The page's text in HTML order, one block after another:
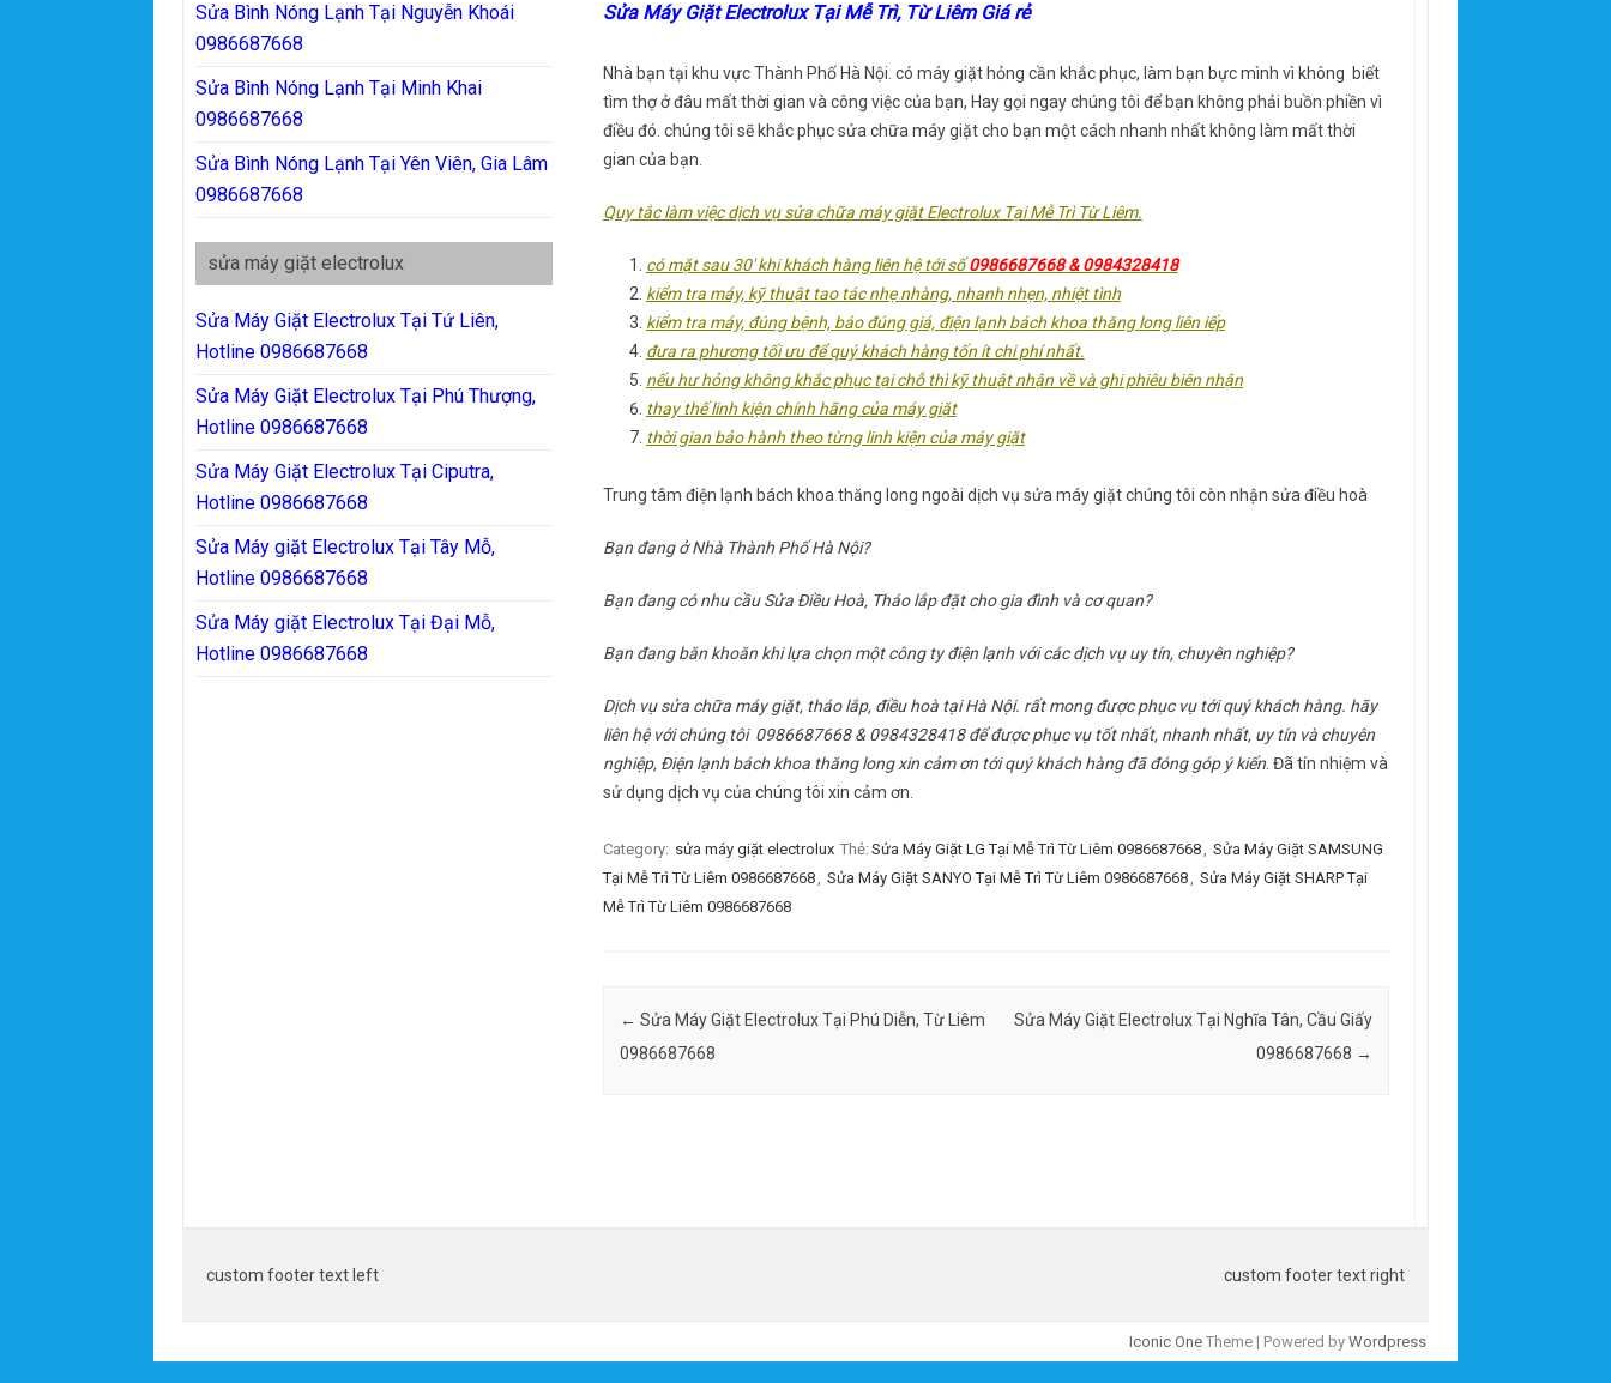
Sửa Máy Giặt Electrolux Tại Mễ Trì, Từ Liêm Giá rẻ
Nhà bạn tại khu vực Thành Phố Hà Nội. có máy giặt hỏng cần khắc phục, làm bạn bực mình vì không biết
tìm thợ ở đâu mất thời gian và công việc của bạn, Hay gọi ngay chúng tôi để bạn không phải buồn phiền vì
điều đó. chúng tôi sẽ khắc phục sửa chữa máy giặt cho bạn một cách nhanh nhất không làm mất thời
gian của bạn.
Quy tắc làm việc dịch vụ sửa chữa máy giặt Electrolux Tại Mễ Trì Từ Liêm.
có mặt sau 30′ khi khách hàng liên hệ tới số0986687668 & 0984328418
kiểm tra máy, kỹ thuật tao tác nhẹ nhàng, nhanh nhẹn, nhiệt tình
kiểm tra máy, đúng bệnh, báo đúng giá, điện lạnh bách khoa thăng long liên iếp
đưa ra phương tối ưu để quý khách hàng tốn ít chi phí nhất.
nếu hư hỏng không khắc phục tại chỗ thì kỹ thuật nhận về và ghi phiêu biên nhận
thay thế linh kiện chính hãng của máy giặt
thời gian bảo hành theo từng linh kiện của máy giặt
Trung tâm điện lạnh bách khoa thăng long ngoài dịch vụ sửa máy giặt chúng tôi còn nhận sửa điều hoà
Bạn đang ở Nhà Thành Phố Hà Nội?
Bạn đang có nhu cầu Sửa Điều Hoà, Tháo lắp đặt cho gia đình và cơ quan?
Bạn đang băn khoăn khi lựa chọn một công ty điện lạnh với các dịch vụ uy tín, chuyên nghiệp?
Dịch vụ sửa chữa máy giặt, tháo lắp, điều hoà tại Hà Nội. rất mong được phục vụ tới quý khách hàng. hãy
liên hệ với chúng tôi 0986687668 & 0984328418 để được phục vụ tốt nhất, nhanh nhất, uy tín và chuyên
nghiệp, Điện lạnh bách khoa thăng long xin cảm ơn tới quý khách hàng đã đóng góp ý kiến. Đã tín nhiệm và
sử dụng dịch vụ của chúng tôi xin cảm ơn.
Category: sửa máy giặt electrolux Thẻ: Sửa Máy Giặt LG Tại Mễ Trì Từ Liêm 0986687668, Sửa Máy Giặt SAMSUNG
Tại Mễ Trì Từ Liêm 0986687668, Sửa Máy Giặt SANYO Tại Mễ Trì Từ Liêm 0986687668, Sửa Máy Giặt SHARP Tại
Mễ Trì Từ Liêm 0986687668
Post navigation
← Sửa Máy Giặt Electrolux Tại Phú Diễn, Từ Liêm
0986687668
Sửa Máy Giặt Electrolux Tại Nghĩa Tân, Cầu Giấy
0986687668 →
Sửa Bình Nóng Lạnh Tại Nguyễn Khoái
0986687668
Sửa Bình Nóng Lạnh Tại Minh Khai
0986687668
Sửa Bình Nóng Lạnh Tại Yên Viên, Gia Lâm
0986687668
sửa máy giặt electrolux
Sửa Máy Giặt Electrolux Tại Tứ Liên,
Hotline 0986687668
Sửa Máy Giặt Electrolux Tại Phú Thượng,
Hotline 0986687668
Sửa Máy Giặt Electrolux Tại Ciputra,
Hotline 0986687668
Sửa Máy giặt Electrolux Tại Tây Mỗ,
Hotline 0986687668
Sửa Máy giặt Electrolux Tại Đại Mỗ,
Hotline 0986687668
custom footer text left custom footer text right
Iconic One Theme | Powered by Wordpress